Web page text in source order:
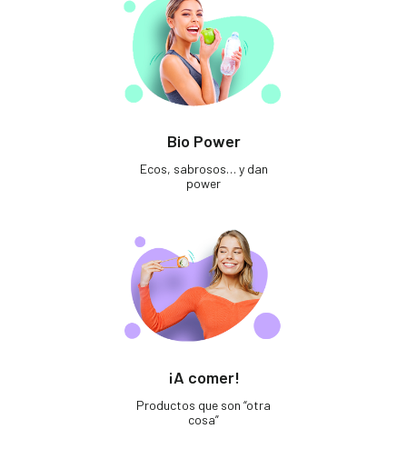
Bio Power
Ecos, sabrosos… y dan
power
¡A comer!
Productos que son “otra
cosa”